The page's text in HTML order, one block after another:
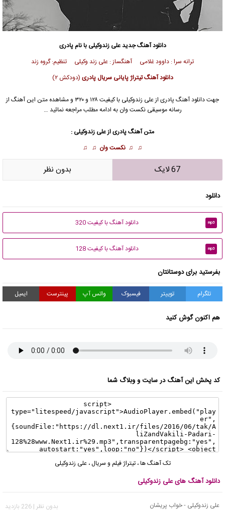
دانلود آهنگ جدیدعلی زندوکیلی با نام پادری
ترانه سرا : داوود غلامی آهنگساز : علی زند وکیلی تنظیم: گروه زند
دانلود آهنگ تیتراژ پایانی سریال پادری (دودکش ۲)
جهت دانلود آهنگ پادری از علی زندوکیلی با کیفیت ۱۲۸ و ۳۲۰ و مشاهده متن این آهنگ از
رسانه موسیقی نکست وان به ادامه مطلب مراجعه نمائید …
متن آهنگ پادری از علی زندوکیلی :
♫ ♫ نکست وان ♫ ♫
67 لایک بدون نظر
دانلود
mp3 دانلود آهنگ با کیفیت 320
mp3 دانلود آهنگ با کیفیت 128
بفرستید برای دوستانتان
تلگرام توییتر فیسبوک واتس آپ پینترست ایمیل
هم اکنون گوش کنید
کد پخش این آهنگ در سایت و وبلاگ شما
تک آهنگ ها،تیتراژ فیلم و سریال ،علی زندوکیلی
دانلود آهنگ های علی زندوکیلی
علی زندوکیلی - خواب پریشان بدون نظر | 226 بازدید